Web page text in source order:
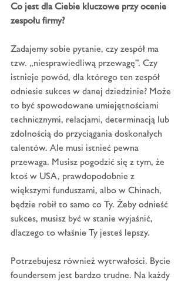
Co jest dla Ciebie kluczowe przy ocenie
zespołu firmy?
Zadajemy sobie pytanie, czy zespół ma
tzw. „niesprawiedliwą przewagę”. Czy
istnieje powód, dla którego ten zespół
odniesie sukces w danej dziedzinie? Może
to być spowodowane umiejętnościami
technicznymi, relacjami, determinacją lub
zdolnością do przyciągania doskonałych
talentów. Ale musi istnieć pewna
przewaga. Musisz pogodzić się z tym, że
ktoś w USA, prawdopodobnie z
większymi funduszami, albo w Chinach,
będzie robił to samo co Ty. Żeby odnieść
sukces, musisz być w stanie wyjaśnić,
dlaczego to właśnie Ty jesteś lepszy.
Potrzebujesz również wytrwałości. Bycie
foundersem jest bardzo trudne. Na każdy